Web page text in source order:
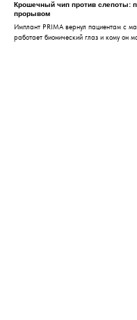
Крошечный чип против слепоты:
прорывом
Имплант PRIMA вернул пациентам с
работает бионический глаз и кому он